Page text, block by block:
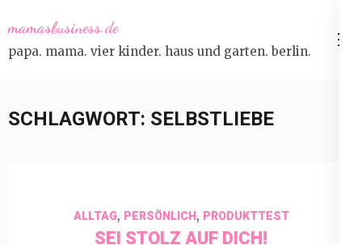
to
content
mamasbusiness.de
papa. mama. vier kinder. haus und garten. berlin.
SCHLAGWORT: SELBSTLIEBE
ALLTAG, PERSÖNLICH, PRODUKTTEST
SEI STOLZ AUF DICH!